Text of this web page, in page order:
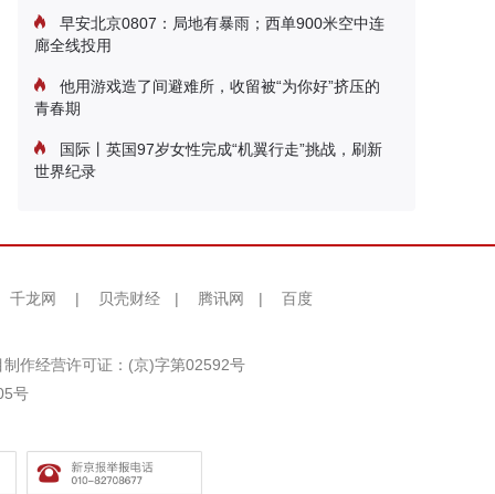
早安北京0807：局地有暴雨；西单900米空中连
廊全线投用
他用游戏造了间避难所，收留被“为你好”挤压的
青春期
国际丨英国97岁女性完成“机翼行走”挑战，刷新
世界纪录
千龙网 | 贝壳财经 | 腾讯网 | 百度
作经营许可证：(京)字第02592号
号